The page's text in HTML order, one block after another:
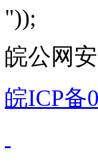
"));
皖公网
皖ICP备